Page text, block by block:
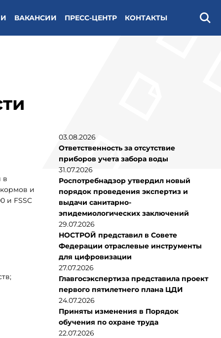
ВАКАНСИИ ПРЕСС-ЦЕНТР КОНТАКТЫ
в
и
и FSSC
03.08.2026
Ответственность за отсутствие
приборов учета забора воды
31.07.2026
Роспотребнадзор утвердил новый
порядок проведения экспертиз и
выдачи санитарно-
эпидемиологических заключений
29.07.2026
НОСТРОЙ представил в Совете
Федерации отраслевые инструменты
для цифровизации
27.07.2026
Главгосэкспертиза представила проект
первого пятилетнего плана ЦДИ
24.07.2026
Приняты изменения в Порядок
обучения по охране труда
22.07.2026